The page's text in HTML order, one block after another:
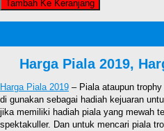
Harga Piala 2019,
Harga Piala 2019 – Piala ataupun
di gunakan sebagai hadiah kejuaran
jika memiliki hadiah piala yang mewah
spektakuller. Dan untuk mencari piala